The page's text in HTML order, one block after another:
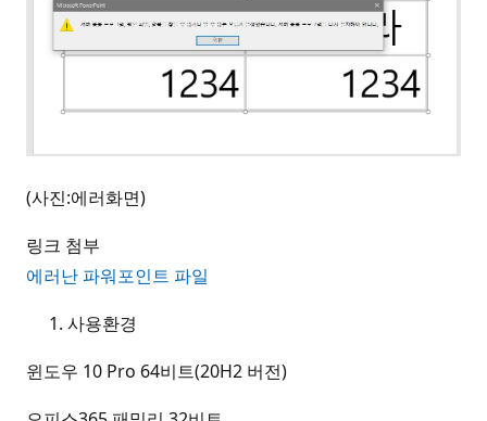
(사진:에러화면)
링크 첨부
에러난 파워포인트 파일
사용환경
윈도우 10 Pro 64비트(20H2 버전)